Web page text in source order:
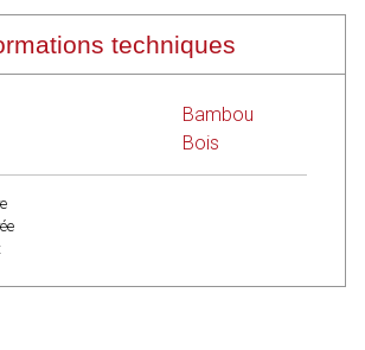
techniques
Bambou
Bois